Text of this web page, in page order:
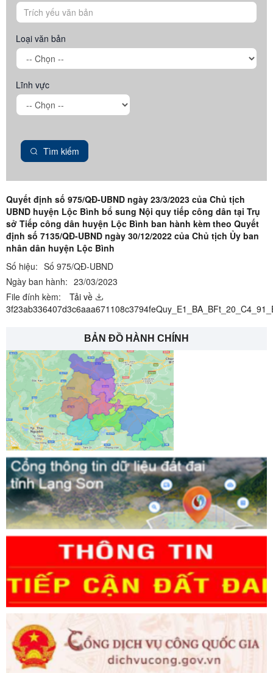
Loại văn bản
Lĩnh vực
Tìm kiếm
Quyết định số 975/QĐ-UBND ngày 23/3/2023 của Chủ tịch
UBND huyện Lộc Bình bổ sung Nội quy tiếp công dân tại Trụ
sở Tiếp công dân huyện Lộc Bình ban hành kèm theo Quyết
định số 7135/QĐ-UBND ngày 30/12/2022 của Chủ tịch Ủy ban
nhân dân huyện Lộc Bình
Số hiệu: Số 975/QĐ-UBND
Ngày ban hành: 23/03/2023
File đính kèm:
Tải về
BẢN ĐỒ HÀNH CHÍNH